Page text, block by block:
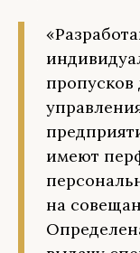
пропусков
имеют
на